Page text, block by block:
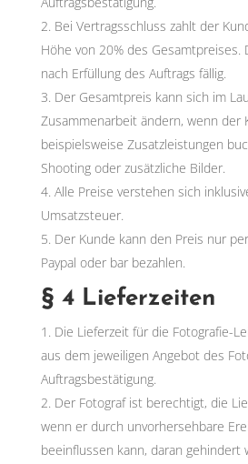
Bei Vertragsschluss zahlt der
Höhe von 20% des Gesamtpreises.
nach Erfüllung des Auftrags fällig.
Der Gesamtpreis kann sich im
Zusammenarbeit ändern, wenn der
beispielsweise Zusatzleistungen
Shooting oder zusätzliche Bilder.
Alle Preise verstehen sich
Umsatzsteuer.
Der Kunde kann den Preis nur
Paypal oder bar bezahlen.
§ 4 Lieferzeiten
Die Lieferzeit für die Fotografie-
aus dem jeweiligen Angebot des
Auftragsbestätigung.
Der Fotograf ist berechtigt, die
wenn er durch unvorhersehbare
beeinflussen kann, daran gehindert